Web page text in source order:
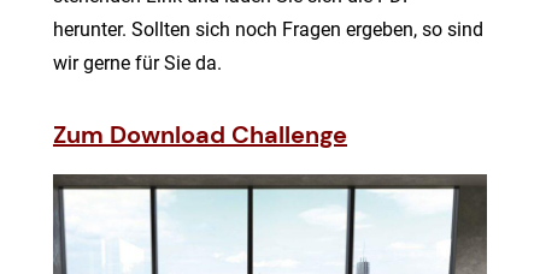
herunter. Sollten sich noch Fragen ergeben, so sind
wir gerne für Sie da.
Zum Download Challenge